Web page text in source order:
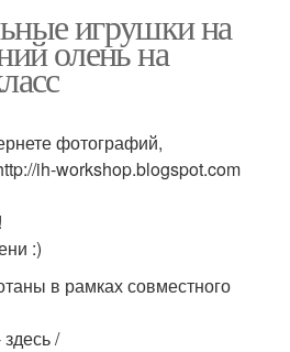
игрушки на
олень на
фотографий,
ih-workshop.blogspot.com
:)
в рамках совместного
/